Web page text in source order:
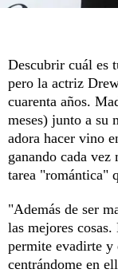
Descubrir cuál es
pero la actriz
cuarenta años.
meses) junto a su
adora hacer vino
ganando cada vez
tarea "romántica"
"Además de ser
las mejores
permite evadirte
centrándome en